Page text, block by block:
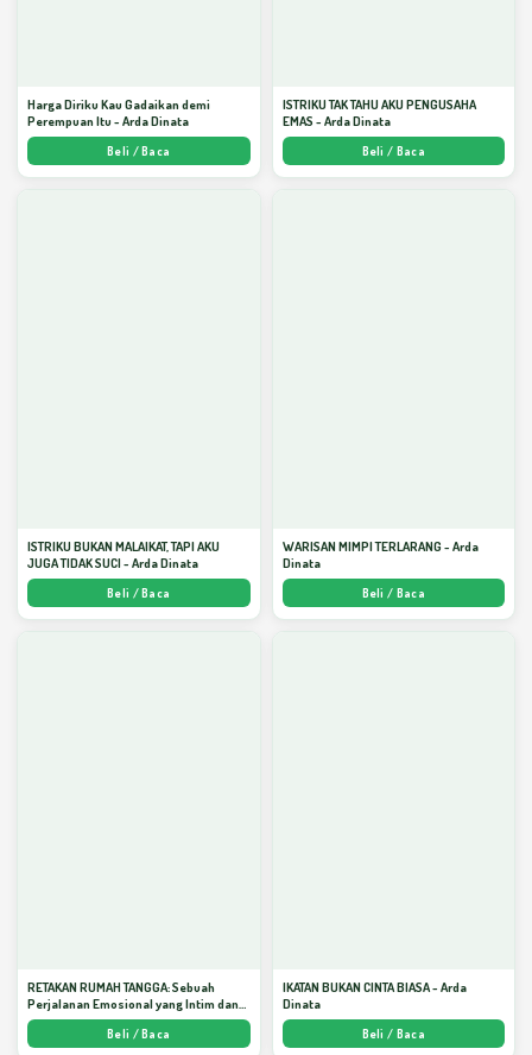
Harga Diriku Kau Gadaikan demi
Perempuan Itu - Arda Dinata
Beli / Baca
ISTRIKU TAK TAHU AKU PENGUSAHA
EMAS - Arda Dinata
Beli / Baca
ISTRIKU BUKAN MALAIKAT, TAPI AKU
JUGA TIDAK SUCI - Arda Dinata
Beli / Baca
WARISAN MIMPI TERLARANG - Arda
Dinata
Beli / Baca
RETAKAN RUMAH TANGGA: Sebuah
Perjalanan Emosional yang Intim dan
Mendalam - Arda Dinata
Beli / Baca
IKATAN BUKAN CINTA BIASA - Arda
Dinata
Beli / Baca